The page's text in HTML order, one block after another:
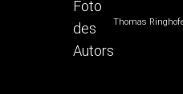
Thomas